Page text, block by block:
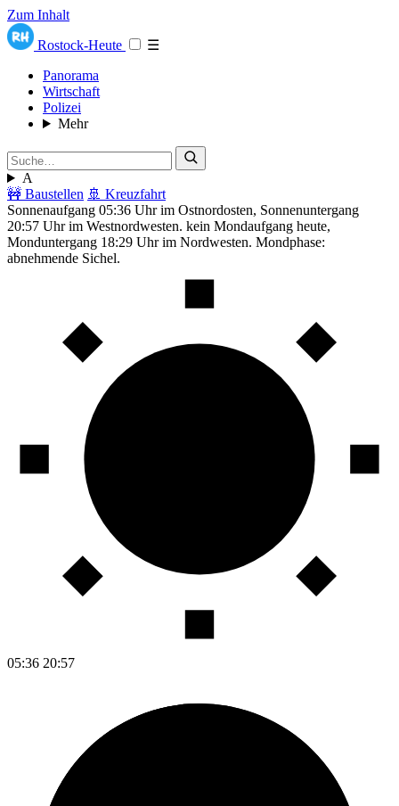
Zum Inhalt
Rostock-Heute
☰
Panorama
Wirtschaft
Polizei
Mehr
A
🚧 Baustellen 🚢 Kreuzfahrt
Sonnenaufgang 05:36 Uhr im Ostnordosten, Sonnenuntergang
20:57 Uhr im Westnordwesten. kein Mondaufgang heute,
Monduntergang 18:29 Uhr im Nordwesten. Mondphase:
abnehmende Sichel.
05:36 20:57